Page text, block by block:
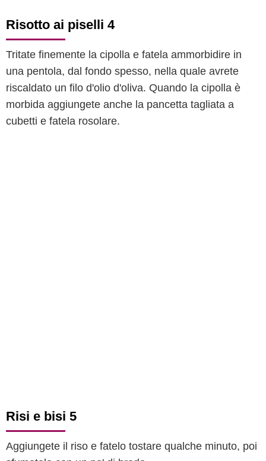
Risotto ai piselli 4
Tritate finemente la cipolla e fatela ammorbidire in
una pentola, dal fondo spesso, nella quale avrete
riscaldato un filo d'olio d'oliva. Quando la cipolla è
morbida aggiungete anche la pancetta tagliata a
cubetti e fatela rosolare.
Risi e bisi 5
Aggiungete il riso e fatelo tostare qualche minuto, poi